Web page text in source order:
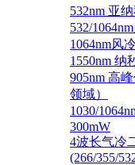
532nm 亚
532/
1064nm风
1550nm 纳
905nm 高
领域）
1030/
300mW
4波长气冷
(266/355/